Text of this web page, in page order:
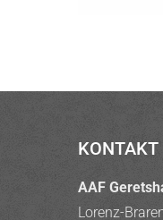
KONTAKT
AAF
Lorenz-